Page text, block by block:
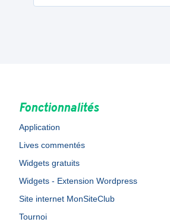
Fonctionnalités
Application
Lives commentés
Widgets gratuits
Widgets - Extension Wordpress
Site internet MonSiteClub
Tournoi